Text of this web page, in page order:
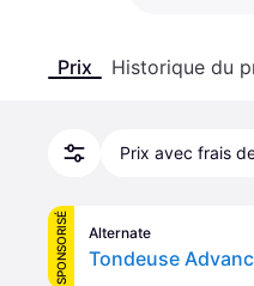
Prix Historique du
Prix avec frais
SPONSORISÉ Alternate
Tondeuse